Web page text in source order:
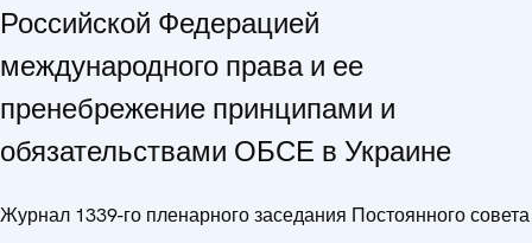
Российской Федерацией
международного права и ее
пренебрежение принципами и
обязательствами ОБСЕ в Украине
Журнал 1339-го пленарного заседания Постоянного совета